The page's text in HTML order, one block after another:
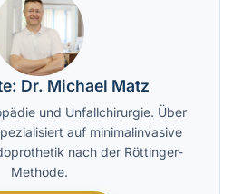
Dr. Michael Matz
und Unfallchirurgie. Über
auf minimalinvasive
nach der Röttinger-
Methode.